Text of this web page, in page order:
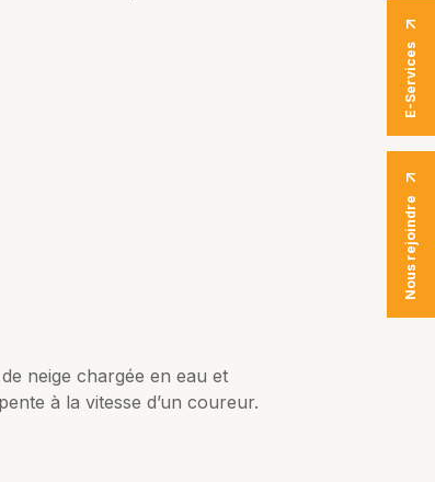
E-Services
Nous rejoindre
neige chargée en eau et
à la vitesse d’un coureur.